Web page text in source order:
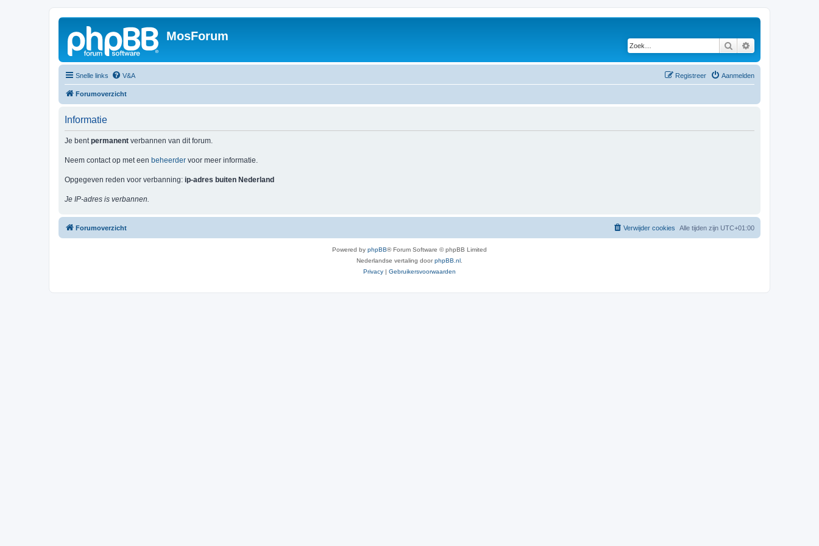
MosForum
Zoek
Snelle links V&A Aanmelden
Registreer
Forumoverzicht
Informatie
Je bentpermanent verbannen van dit forum.
Neem contact op met een beheerder voor meer informatie.
Opgegeven reden voor verbanning: ip-adres buiten Nederland
Je IP-adres is verbannen.
Forumoverzicht Alle tijden zijn UTC+01:00
Verwijder cookies
Powered by phpBB® Forum Software © phpBB Limited
Nederlandse vertaling doorphpBB.nl
Privacy | Gebruikersvoorwaarden